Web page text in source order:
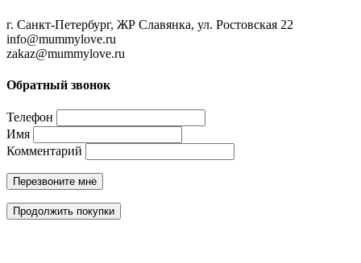
г. Санкт-Петербург, ЖР Славянка, ул. Ростовская 22
info@mummylove.ru
zakaz@mummylove.ru
Обратный звонок
Телефон
Имя
Комментарий
Перезвоните мне
Продолжить покупки